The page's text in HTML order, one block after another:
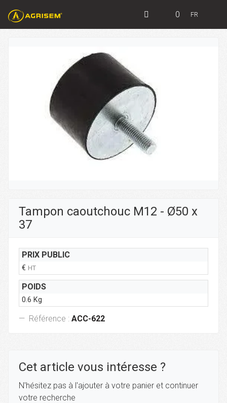
0 FR
Tampon caoutchouc M12 - Ø50 x
37
PRIX PUBLIC
€ HT
POIDS
0.6 Kg
Référence : ACC-622
Cet article vous intéresse ?
N'hésitez pas à l'ajouter à votre panier et continuer
votre recherche